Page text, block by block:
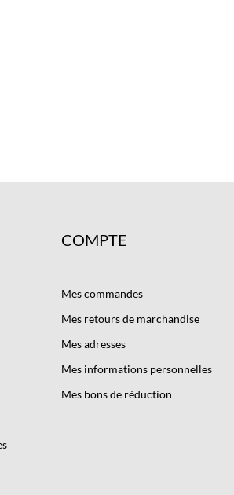
COMPTE
Mes commandes
Mes retours de marchandise
Mes adresses
Mes informations personnelles
Mes bons de réduction